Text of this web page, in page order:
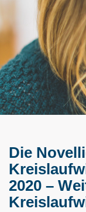
Die
2020 –